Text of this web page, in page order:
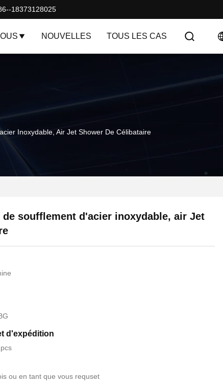
18373128025
NOUVELLES TOUS LES CAS
Inoxydable, Air Jet Shower De Célibataire
de soufflement d'acier inoxydable, air Jet
d'expédition
ou en tant que vous requset